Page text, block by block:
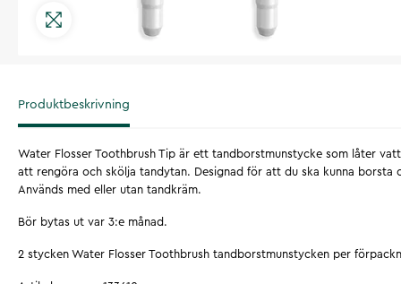
Produktbeskrivning
Water Flosser Toothbrush Tip är ett tandborstmunstycke som låter
att rengöra och skölja tandytan. Designad för att du ska kunna borsta
Används med eller utan tandkräm.
Bör bytas ut var 3:e månad.
2 stycken Water Flosser Toothbrush tandborstmunstycken per